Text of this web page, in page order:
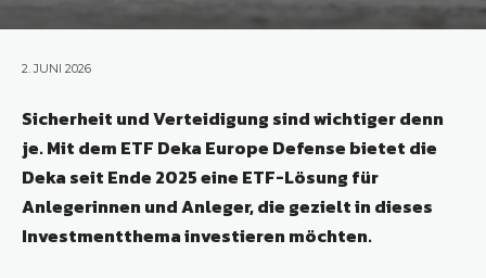
2. JUNI 2026
Sicherheit und Verteidigung sind wichtiger denn
je. Mit dem ETF Deka Europe Defense bietet die
Deka seit Ende 2025 eine ETF-Lösung für
Anlegerinnen und Anleger, die gezielt in dieses
Investmentthema investieren möchten.